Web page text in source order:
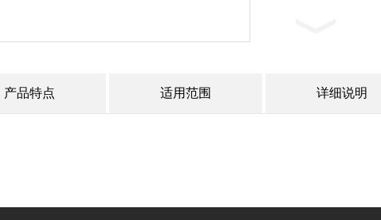
产品特点 适用范围 详细说明